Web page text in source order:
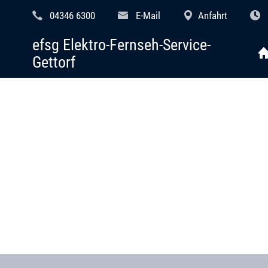
04346 6300 E-Mail Anfahrt
efsg Elektro-Fernseh-Service-
Gettorf